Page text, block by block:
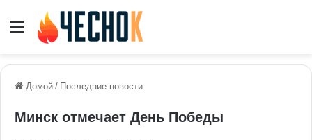
Меню
Домой / Последние новости
Минск отмечает День Победы